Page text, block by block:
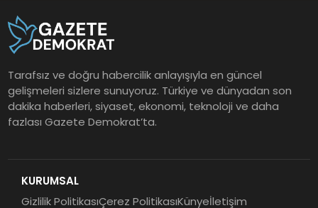
Tarafsız ve doğru habercilik anlayışıyla en güncel
gelişmeleri sizlere sunuyoruz. Türkiye ve dünyadan son
dakika haberleri, siyaset, ekonomi, teknoloji ve daha
fazlası Gazete Demokrat’ta.
KURUMSAL
Gizlilik PolitikasıÇerez PolitikasıKünyeİletişim